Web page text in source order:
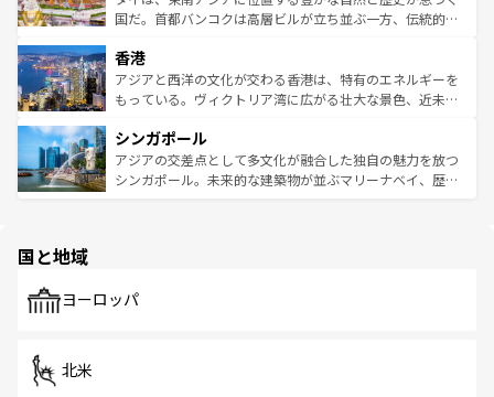
覧を参照してほしい。
醸し出している。また、バラエティの豊かさとおいしさで
とつ。フォーやバインミー、ベトナムコーヒーなどは、ぜ
ひ現地で味わいたい。どの地域を訪れてもあたたかい人々
が旅行者を迎えてくれるので、きっと忘れられない旅にな
参照してほしい。
国だ。首都バンコクは高層ビルが立ち並ぶ一方、伝統的な
の活気が交差している。北部ではチェンマイなどの山岳地
帯で自然と触れ合い、南部ではプーケットやクラビの美し
いビーチでリゾート気分を楽しむことができる。タイ料理
激する。気候は一年中温暖で、どの季節にも異なる楽しみ
が待っている。親しみやすいタイの人々、仏教を中心とし
た文化、そして多様な観光資源が、訪れる旅人を魅了し続
香港
アジアと西洋の文化が交わる香港は、特有のエネルギーを
もっている。ヴィクトリア湾に広がる壮大な景色、近未来
み、どこを訪れても感動するはず。観光スポットが密集し
ており、効率よく見どころを回れるのも魅力。息をのむよ
うな絶景から文化的な体験まで、香港を存分に楽しみ尽く
シンガポール
アジアの交差点として多文化が融合した独自の魅力を放つ
シンガポール。未来的な建築物が並ぶマリーナベイ、歴史
で、ホーカーズは地元の風情を楽しめる外せないスポット
国と地域
ヨーロッパ
北米